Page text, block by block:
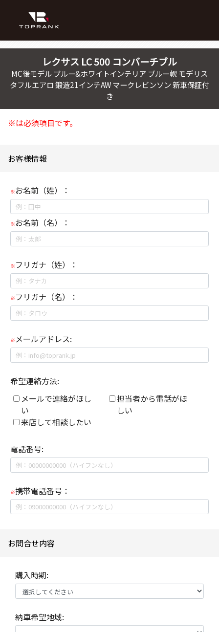
レクサス LC500 コンバーチブル
MC後モデル ブルー&ホワイトインテリア ブルー幌 モデリス
タフルエアロ 鍛造21インチAW マークレビンソン 新車保証付
き
※は必須項目です。
お客様情報
※お名前（姓）：
※お名前（名）：
※ フリガナ（姓）：
※ フリガナ（名）：
※ メールアドレス:
希望連絡方法:
メールで連絡がほし
い
担当者から電話がほ
しい
来店して相談したい
電話番号:
※携帯電話番号：
お問合せ内容
購入時期:
納車希望地域: